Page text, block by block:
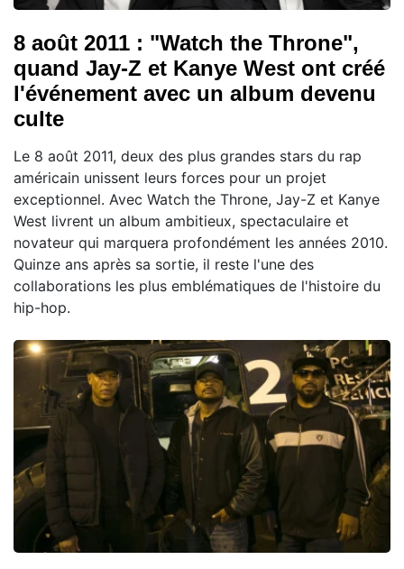
8 août 2011 : "Watch the Throne",
quand Jay-Z et Kanye West ont créé
l'événement avec un album devenu
culte
Le 8 août 2011, deux des plus grandes stars du rap
américain unissent leurs forces pour un projet
exceptionnel. Avec Watch the Throne, Jay-Z et Kanye
West livrent un album ambitieux, spectaculaire et
novateur qui marquera profondément les années 2010.
Quinze ans après sa sortie, il reste l'une des
collaborations les plus emblématiques de l'histoire du
hip-hop.